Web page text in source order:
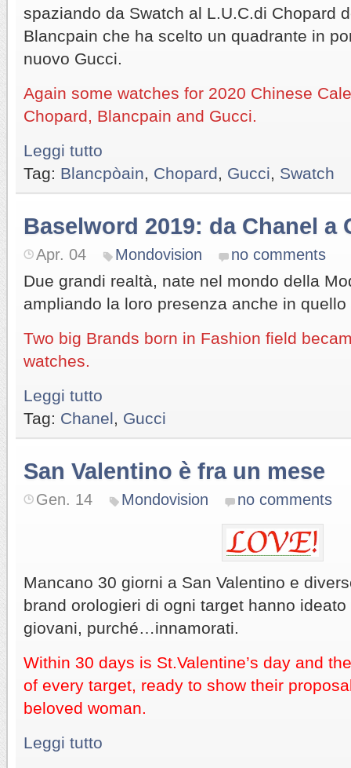
spaziando da Swatch al L.U.C.di Chopard
Blancpain che ha scelto un quadrante in
nuovo Gucci.
Again some watches for 2020 Chinese
Chopard, Blancpain and Gucci.
Leggi tutto
Tag: Blancpòain Chopard Gucci Swatch
Baselword 2019: da Chanel a
Apr. 04 Mondovision no comments
Due grandi realtà, nate nel mondo della
ampliando la loro presenza anche in
Two big Brands born in Fashion field
watches.
Leggi tutto
Tag: Chanel Gucci
San Valentino è fra un mese
Gen. 14 Mondovision no comments
Mancano 30 giorni a San Valentino e
brand orologieri di ogni target hanno
giovani, purché…innamorati.
Within 30 days is St.Valentine’s day and
of every target, ready to show their
beloved woman.
Leggi tutto